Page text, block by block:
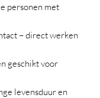
personen met
– direct werken
geschikt voor
levensduur en